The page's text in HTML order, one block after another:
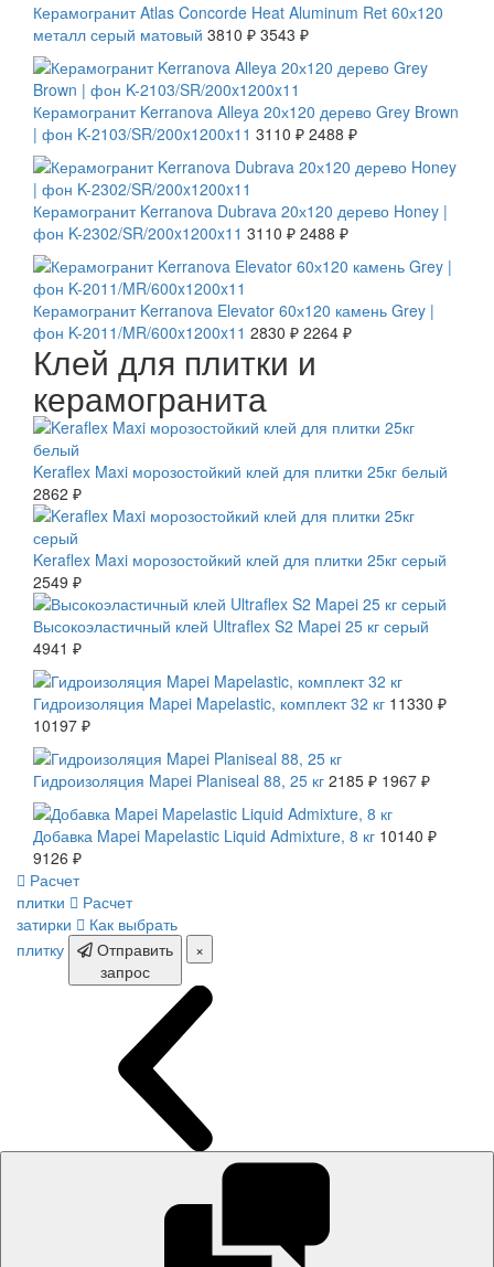
Керамогранит Atlas Concorde Heat Aluminum Ret 60х120
металл серый матовый 3810 ₽ 3543 ₽
Керамогранит Kerranova Alleya 20х120 дерево Grey Brown
| фон K-2103/SR/200x1200x11 3110 ₽ 2488 ₽
Керамогранит Kerranova Dubrava 20х120 дерево Honey |
фон K-2302/SR/200x1200x11 3110 ₽ 2488 ₽
Керамогранит Kerranova Elevator 60х120 камень Grey |
фон K-2011/MR/600x1200x11 2830 ₽ 2264 ₽
Клей для плитки и
керамогранита
Keraflex Maxi морозостойкий клей для плитки 25кг белый
2862 ₽
Keraflex Maxi морозостойкий клей для плитки 25кг серый
2549 ₽
Высокоэластичный клей Ultraflex S2 Mapei 25 кг серый
4941 ₽
Гидроизоляция Mapei Mapelastic, комплект 32 кг 11330 ₽
10197 ₽
Гидроизоляция Mapei Planiseal 88, 25 кг 2185 ₽ 1967 ₽
Добавка Mapei Mapelastic Liquid Admixture, 8 кг 10140 ₽
9126 ₽
Расчет
плитки
Расчет
затирки
Как выбрать
плитку
Отправить
запрос
×